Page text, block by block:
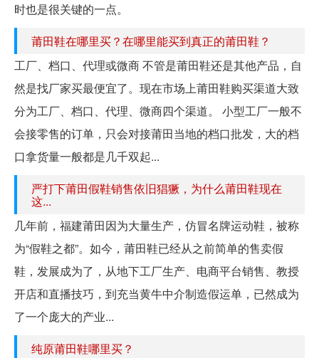
时也是很关键的一点。
莆田鞋在哪里买？在哪里能买到真正的莆田鞋？
工厂、档口、代理或微商 不管是莆田鞋还是其他产品，自
然是找厂家买最便宜了。现在市场上莆田鞋购买渠道大致
分为工厂、档口、代理、微商四个渠道。 小型工厂一般不
会接零售的订单，只会对接莆田当地的档口批发，大的档
口拿货量一般都是几千双起...
严打下莆田假鞋销售依旧猖獗，为什么莆田鞋现在
这...
几年前，福建莆田因为大量生产，仿冒名牌运动鞋，被称
为“假鞋之都”。如今，莆田鞋已经从之前简单的售卖假
鞋，发展成为了，从地下工厂生产、电商平台销售、教授
开店和直播技巧，到充当黄牛中介制造假运单，已然成为
了一个庞大的产业...
纯原莆田鞋哪里买？